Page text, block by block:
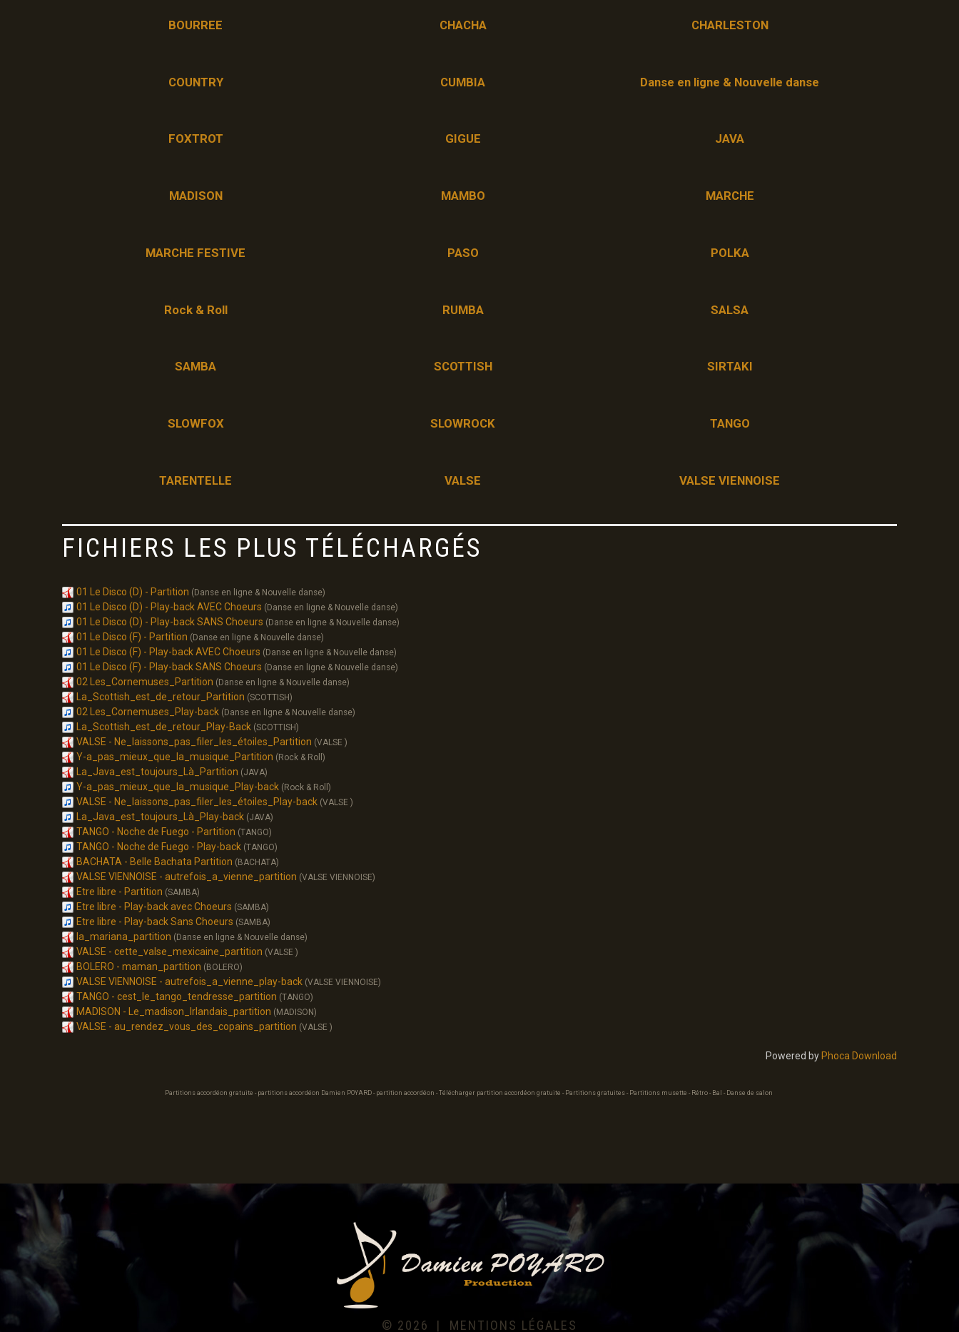
BOURREE CHACHA CHARLESTON
COUNTRY CUMBIA Danse en ligne & Nouvelle danse
FOXTROT GIGUE JAVA
MADISON MAMBO MARCHE
MARCHE FESTIVE PASO POLKA
Rock & Roll RUMBA SALSA
SAMBA SCOTTISH SIRTAKI
SLOWFOX SLOWROCK TANGO
TARENTELLE VALSE VALSE VIENNOISE
FICHIERS LES PLUS TÉLÉCHARGÉS
01 Le Disco (D) - Partition (Danse en ligne & Nouvelle danse)
01 Le Disco (D) - Play-back AVEC Choeurs (Danse en ligne & Nouvelle danse)
01 Le Disco (D) - Play-back SANS Choeurs (Danse en ligne & Nouvelle danse)
01 Le Disco (F) - Partition (Danse en ligne & Nouvelle danse)
01 Le Disco (F) - Play-back AVEC Choeurs (Danse en ligne & Nouvelle danse)
01 Le Disco (F) - Play-back SANS Choeurs (Danse en ligne & Nouvelle danse)
02 Les_Cornemuses_Partition (Danse en ligne & Nouvelle danse)
La_Scottish_est_de_retour_Partition (SCOTTISH)
02 Les_Cornemuses_Play-back (Danse en ligne & Nouvelle danse)
La_Scottish_est_de_retour_Play-Back (SCOTTISH)
VALSE - Ne_laissons_pas_filer_les_étoiles_Partition (VALSE )
Y-a_pas_mieux_que_la_musique_Partition (Rock & Roll)
La_Java_est_toujours_Là_Partition (JAVA)
Y-a_pas_mieux_que_la_musique_Play-back (Rock & Roll)
VALSE - Ne_laissons_pas_filer_les_étoiles_Play-back (VALSE )
La_Java_est_toujours_Là_Play-back (JAVA)
TANGO - Noche de Fuego - Partition (TANGO)
TANGO - Noche de Fuego - Play-back (TANGO)
BACHATA - Belle Bachata Partition (BACHATA)
VALSE VIENNOISE - autrefois_a_vienne_partition (VALSE VIENNOISE)
Etre libre - Partition (SAMBA)
Etre libre - Play-back avec Choeurs (SAMBA)
Etre libre - Play-back Sans Choeurs (SAMBA)
la_mariana_partition (Danse en ligne & Nouvelle danse)
VALSE - cette_valse_mexicaine_partition (VALSE )
BOLERO - maman_partition (BOLERO)
VALSE VIENNOISE - autrefois_a_vienne_play-back (VALSE VIENNOISE)
TANGO - cest_le_tango_tendresse_partition (TANGO)
MADISON - Le_madison_Irlandais_partition (MADISON)
VALSE - au_rendez_vous_des_copains_partition (VALSE )
Powered by Phoca Download
Partitions accordéon gratuite - partitions accordéon Damien POYARD - partition accordéon - Télécharger partition accordéon gratuite - Partitions gratuites - Partitions musette - Rétro - Bal - Danse de salon
© 2026 MENTIONS LÉGALES